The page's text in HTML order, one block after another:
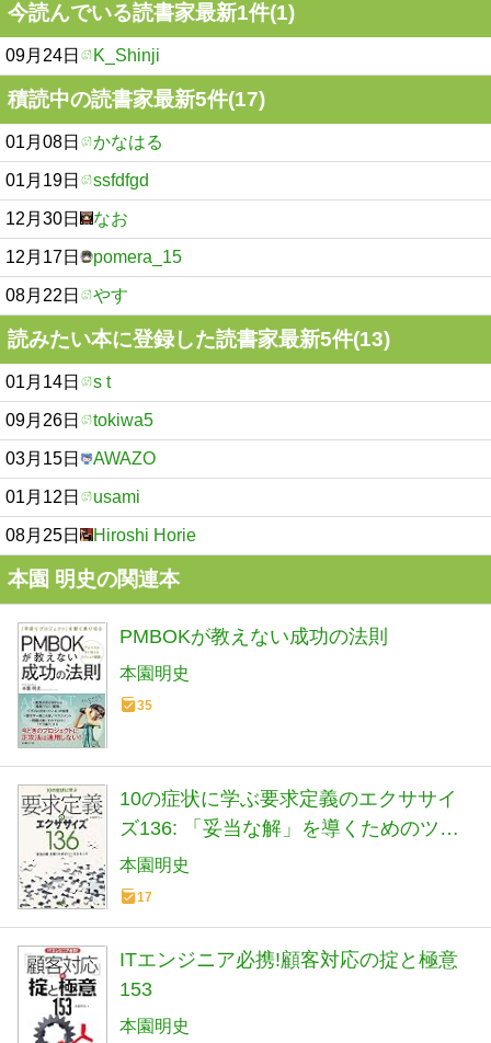
今読んでいる読書家最新1件(1)
09月24日 K_Shinji
積読中の読書家最新5件(17)
01月08日 かなはる
01月19日 ssfdfgd
12月30日 なお
12月17日 pomera_15
08月22日 やす
読みたい本に登録した読書家最新5件(13)
01月14日 s t
09月26日 tokiwa5
03月15日 AWAZO
01月12日 usami
08月25日 Hiroshi Horie
本園 明史の関連本
PMBOKが教えない成功の法則
本園明史
35
10の症状に学ぶ要求定義のエクササイ
ズ136: 「妥当な解」を導くためのツー
ルとヒント
本園明史
17
ITエンジニア必携!顧客対応の掟と極意
153
本園明史